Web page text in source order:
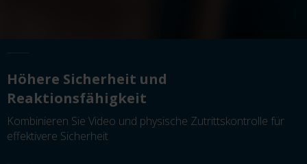
Höhere Sicherheit und
Reaktionsfähigkeit
Kombinieren Sie Video und physische Zutrittskontrolle für
effektivere Sicherheit